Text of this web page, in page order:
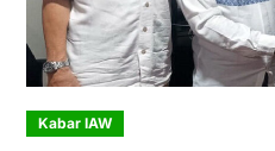
Kabar IAW